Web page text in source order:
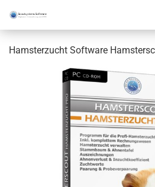
Hamsterzucht Software